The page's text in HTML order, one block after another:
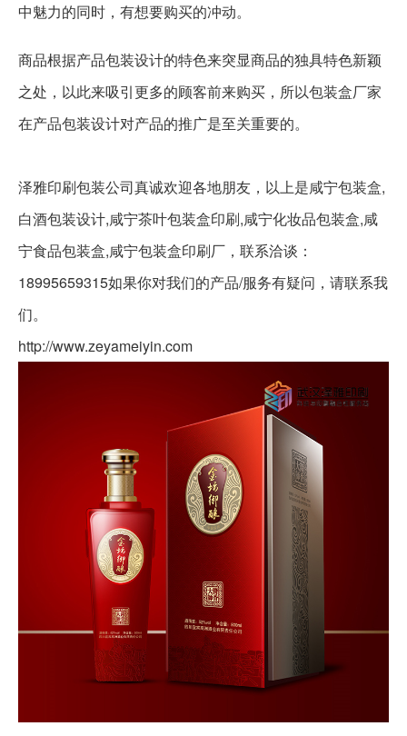
中魅力的同时，有想要购买的冲动。
商品根据产品包装设计的特色来突显商品的独具特色新颖
之处，以此来吸引更多的顾客前来购买，所以包装盒厂家
在产品包装设计对产品的推广是至关重要的。
泽雅印刷包装公司真诚欢迎各地朋友，以上是咸宁包装盒,
白酒包装设计,咸宁茶叶包装盒印刷,咸宁化妆品包装盒,咸
宁食品包装盒,咸宁包装盒印刷厂，联系洽谈：
18995659315如果你对我们的产品/服务有疑问，请联系我
们。
http://www.zeyameiyin.com